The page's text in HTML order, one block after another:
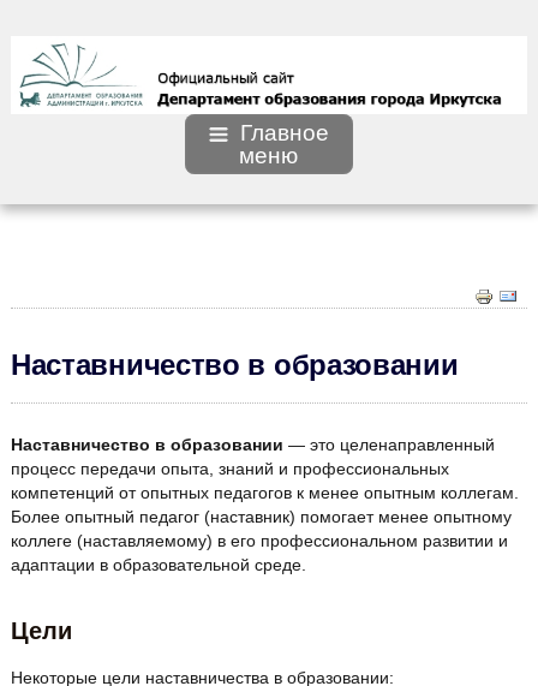
Главное
меню
Наставничество в образовании
Наставничество в образовании — это целенаправленный
процесс передачи опыта, знаний и профессиональных
компетенций от опытных педагогов к менее опытным коллегам.
Более опытный педагог (наставник) помогает менее опытному
коллеге (наставляемому) в его профессиональном развитии и
адаптации в образовательной среде.
Цели
Некоторые цели наставничества в образовании: